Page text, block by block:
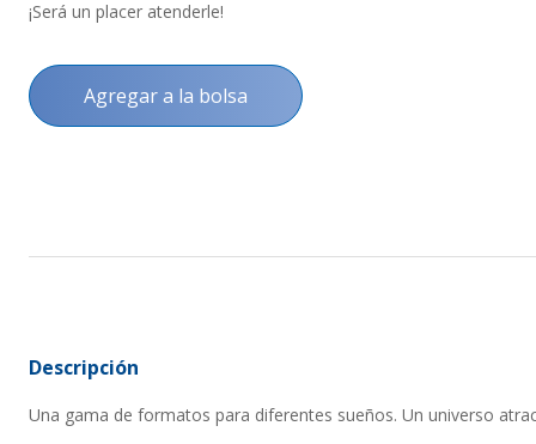
¡Será un placer atenderle!
Agregar a la bolsa
Descripción
Una gama de formatos para diferentes sueños. Un universo